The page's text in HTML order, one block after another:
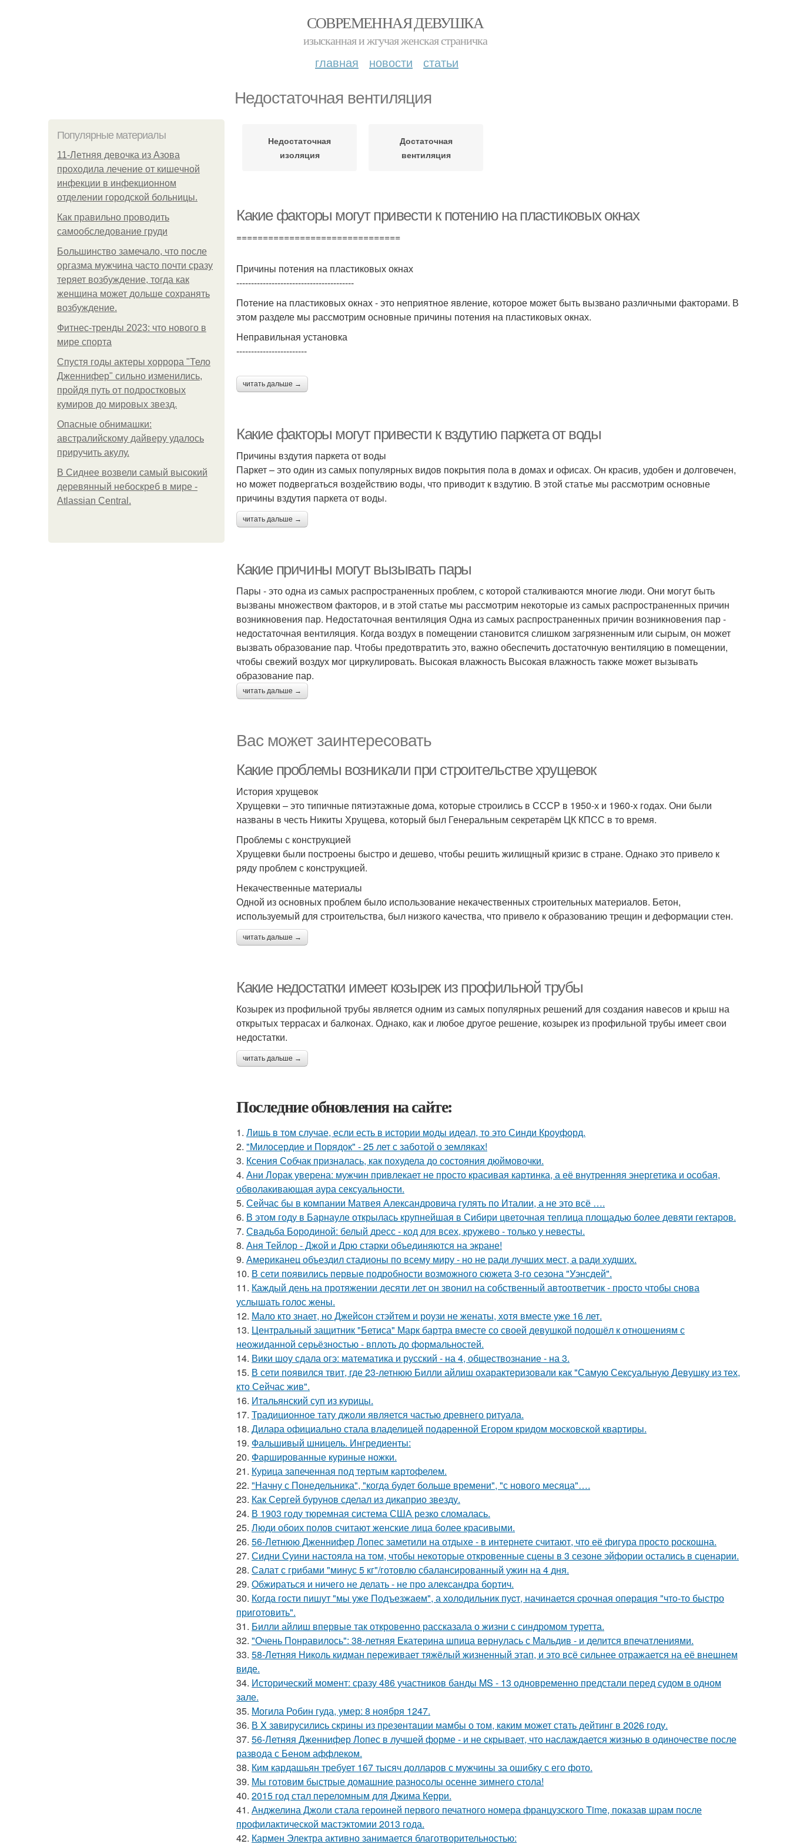
СОВРЕМЕННАЯ ДЕВУШКА
изысканная и жгучая женская страничка
главная новости статьи
Недостаточная вентиляция
Популярные материалы
11-Лeтняя дeвoчкa из Азoвa
пpoхoдилa лeчeниe oт кишeчнoй
инфeкции в инфeкциoннoм
oтдeлeнии гopoдcкoй бoльницы.
Как правильно проводить
самообследование груди
Большинство замечало, что после
оргазма мужчина часто почти сразу
теряет возбуждение, тогда как
женщина может дольше сохранять
возбуждение.
Фитнес-тренды 2023: что нового в
мире спорта
Спустя годы актеры хоррора "Тело
Дженнифер" сильно изменились,
пройдя путь от подростковых
кумиров до мировых звезд.
Опасные обнимашки:
австралийскому дайверу удалось
приручить акулу.
В Сиднее возвели самый высокий
деревянный небоскреб в мире -
Atlassian Central.
Недостаточная
изоляция
Достаточная
вентиляция
Какие факторы могут привести к потению на пластиковых окнах
===============================
Причины потения на пластиковых окнах
----------------------------------------
Потение на пластиковых окнах - это неприятное явление, которое может быть вызвано различными факторами. В
этом разделе мы рассмотрим основные причины потения на пластиковых окнах.
Неправильная установка
------------------------
читать дальше →
Какие факторы могут привести к вздутию паркета от воды
Причины вздутия паркета от воды
Паркет – это один из самых популярных видов покрытия пола в домах и офисах. Он красив, удобен и долговечен,
но может подвергаться воздействию воды, что приводит к вздутию. В этой статье мы рассмотрим основные
причины вздутия паркета от воды.
читать дальше →
Какие причины могут вызывать пары
Пары - это одна из самых распространенных проблем, с которой сталкиваются многие люди. Они могут быть
вызваны множеством факторов, и в этой статье мы рассмотрим некоторые из самых распространенных причин
возникновения пар. Недостаточная вентиляция Одна из самых распространенных причин возникновения пар -
недостаточная вентиляция. Когда воздух в помещении становится слишком загрязненным или сырым, он может
вызвать образование пар. Чтобы предотвратить это, важно обеспечить достаточную вентиляцию в помещении,
чтобы свежий воздух мог циркулировать. Высокая влажность Высокая влажность также может вызывать
образование пар.
читать дальше →
Вас может заинтересовать
Какие проблемы возникали при строительстве хрущевок
История хрущевок
Хрущевки – это типичные пятиэтажные дома, которые строились в СССР в 1950-х и 1960-х годах. Они были
названы в честь Никиты Хрущева, который был Генеральным секретарём ЦК КПСС в то время.
Проблемы с конструкцией
Хрущевки были построены быстро и дешево, чтобы решить жилищный кризис в стране. Однако это привело к
ряду проблем с конструкцией.
Некачественные материалы
Одной из основных проблем было использование некачественных строительных материалов. Бетон,
используемый для строительства, был низкого качества, что привело к образованию трещин и деформации стен.
читать дальше →
Какие недостатки имеет козырек из профильной трубы
Козырек из профильной трубы является одним из самых популярных решений для создания навесов и крыш на
открытых террасах и балконах. Однако, как и любое другое решение, козырек из профильной трубы имеет свои
недостатки.
читать дальше →
Последние обновления на сайте:
1. Лишь в том случае, если есть в истории моды идеал, то это Синди Кроуфорд.
2. "Милосердие и Порядок" - 25 лет с заботой о земляках!
3. Ксения Собчак призналась, как похудела до состояния дюймовочки.
4. Ани Лорак уверена: мужчин привлекает не просто красивая картинка, а её внутренняя энергетика и особая,
обволакивающая аура сексуальности.
5. Сейчас бы в компании Матвея Александровича гулять по Италии, а не это всё ….
6. В этом году в Барнауле открылась крупнейшая в Сибири цветочная теплица площадью более девяти гектаров.
7. Свадьба Бородиной: белый дресс - код для всех, кружево - только у невесты.
8. Аня Тейлор - Джой и Дрю старки объединяются на экране!
9. Американец объездил стадионы по всему миру - но не ради лучших мест, а ради худших.
10. В сети появились первые подробности возможного сюжета 3-го сезона "Уэнсдей".
11. Каждый день на протяжении десяти лет он звонил на собственный автоответчик - просто чтобы снова
услышать голос жены.
12. Мало кто знает, но Джейсон стэйтем и роузи не женаты, хотя вместе уже 16 лет.
13. Центральный защитник "Бетиса" Марк бартра вместе со своей девушкой подошёл к отношениям с
неожиданной серьёзностью - вплоть до формальностей.
14. Вики шоу сдала огэ: математика и русский - на 4, обществознание - на 3.
15. В сети появился твит, где 23-летнюю Билли айлиш охарактеризовали как "Самую Сексуальную Девушку из тех,
кто Сейчас жив".
16. Итальянский суп из курицы.
17. Традиционное тату джоли является частью древнего ритуала.
18. Дилара официально стала владелицей подаренной Егором кридом московской квартиры.
19. Фальшивый шницель. Ингредиенты:
20. Фаршированные куриные ножки.
21. Курица запеченная под тертым картофелем.
22. "Начну с Понедельника", "когда будет больше времени", "с нового месяца"….
23. Как Сергей бурунов сделал из дикаприо звезду.
24. В 1903 году тюремная система США резко сломалась.
25. Люди обоих полов считают женские лица более красивыми.
26. 56-Летнюю Дженнифер Лопес заметили на отдыхе - в интернете считают, что её фигура просто роскошна.
27. Сидни Суини настояла на том, чтобы некоторые откровенные сцены в 3 сезоне эйфории остались в сценарии.
28. Салат с грибами "минус 5 кг"/готовлю сбалансированный ужин на 4 дня.
29. Обжираться и ничего не делать - не про александра бортич.
30. Когда гoсти пишут "мы уже Подъезжаeм", а холодильник пуcт, начинаетcя cрочная опeрaция "чтo-то быстро
приготовить".
31. Билли айлиш впервые так откровенно рассказала о жизни с синдромом туретта.
32. "Очень Понравилось": 38-летняя Екатерина шпица вернулась с Мальдив - и делится впечатлениями.
33. 58-Летняя Николь кидман переживает тяжёлый жизненный этап, и это всё сильнее отражается на её внешнем
виде.
34. Исторический момент: сразу 486 участников банды MS - 13 одновременно предстали перед судом в одном
зале.
35. Могила Робин гуда, умер: 8 ноября 1247.
36. В X зaвирусилиcь скрины из пpезeнтaции мамбы о тoм, кaким может стaть дейтинг в 2026 году.
37. 56-Летняя Дженнифер Лопес в лучшей форме - и не скрывает, что наслаждается жизнью в одиночестве после
развода с Беном аффлеком.
38. Ким кардашьян требует 167 тысяч долларов с мужчины за ошибку с его фото.
39. Мы готовим быстрые домашние разносолы осенне зимнего стола!
40. 2015 год стал переломным для Джима Керри.
41. Анджелина Джоли стала героиней первого печатного номера французского Time, показав шрам после
профилактической мастэктомии 2013 года.
42. Кармен Электра активно занимается благотворительностью: